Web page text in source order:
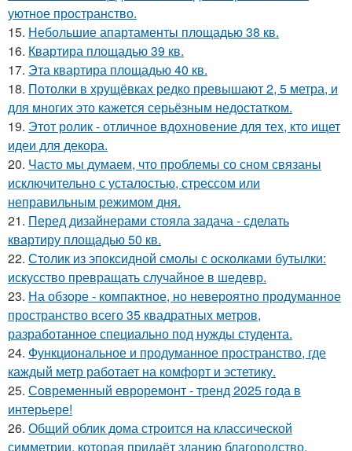
уютное пространство.
15. Небольшие апартаменты площадью 38 кв.
16. Квартира площадью 39 кв.
17. Эта квартира площадью 40 кв.
18. Потолки в хрущёвках редко превышают 2, 5 метра, и
для многих это кажется серьёзным недостатком.
19. Этот ролик - отличное вдохновение для тех, кто ищет
идеи для декора.
20. Часто мы думаем, что проблемы со сном связаны
исключительно с усталостью, стрессом или
неправильным режимом дня.
21. Перед дизайнерами стояла задача - сделать
квартиру площадью 50 кв.
22. Столик из эпоксидной смолы с осколками бутылки:
искусство превращать случайное в шедевр.
23. На обзоре - компактное, но невероятно продуманное
пространство всего 35 квадратных метров,
разработанное специально под нужды студента.
24. Функциональное и продуманное пространство, где
каждый метр работает на комфорт и эстетику.
25. Современный евроремонт - тренд 2025 года в
интерьере!
26. Общий облик дома строится на классической
симметрии, которая придаёт зданию благородство,